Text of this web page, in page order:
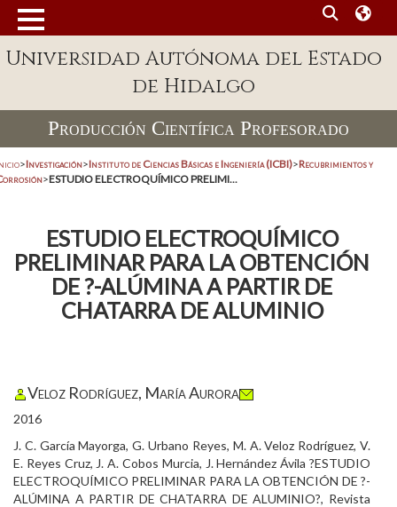
Universidad Autónoma del Estado
de Hidalgo
Producción Científica Profesorado
>Investigación>Instituto de Ciencias Básicas e Ingeniería (ICBI)>Recubrimientos y
>ESTUDIO ELECTROQUÍMICO PRELIMI...
ESTUDIO ELECTROQUÍMICO
PRELIMINAR PARA LA OBTENCIÓN
DE ?-ALÚMINA A PARTIR DE
CHATARRA DE ALUMINIO
Veloz Rodríguez, María Aurora
2016
J. C. García Mayorga, G. Urbano Reyes, M. A. Veloz Rodríguez, V.
E. Reyes Cruz, J. A. Cobos Murcia, J. Hernández Ávila ?ESTUDIO
ELECTROQUÍMICO PRELIMINAR PARA LA OBTENCIÓN DE ?-
ALÚMINA A PARTIR DE CHATARRA DE ALUMINIO?, Revista